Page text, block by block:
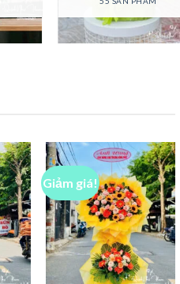
Giảm giá!